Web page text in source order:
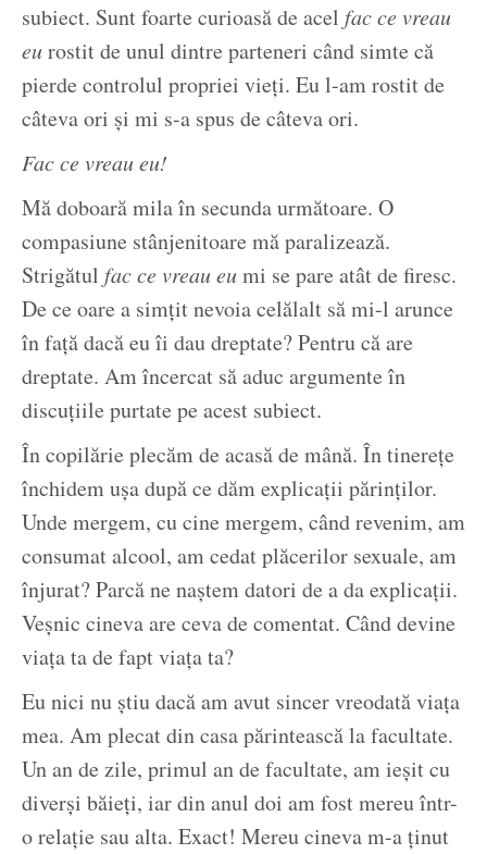
subiect. Sunt foarte curioasă de acel fac ce vreau
eurostit de unul dintre parteneri când simte că
pierde controlul propriei vieți. Eu l-am rostit de
câteva ori și mi s-a spus de câteva ori.
Fac ce vreau eu!
Mă doboară mila în secunda următoare. O
compasiune stânjenitoare mă paralizează.
Strigătul fac ce vreau eumi se pare atât de firesc.
De ce oare a simțit nevoia celălalt să mi-l arunce
în față dacă eu îi dau dreptate? Pentru că are
dreptate. Am încercat să aduc argumente în
discuțiile purtate pe acest subiect.
În copilărie plecăm de acasă de mână. În tinerețe
închidem ușa după ce dăm explicații părinților.
Unde mergem, cu cine mergem, când revenim, am
consumat alcool, am cedat plăcerilor sexuale, am
înjurat? Parcă ne naștem datori de a da explicații.
Veșnic cineva are ceva de comentat. Când devine
viața ta de fapt viața ta?
Eu nici nu știu dacă am avut sincer vreodată viața
mea. Am plecat din casa părintească la facultate.
Un an de zile, primul an de facultate, am ieșit cu
diverși băieți, iar din anul doi am fost mereu într-
o relație sau alta. Exact! Mereu cineva m-a ținut